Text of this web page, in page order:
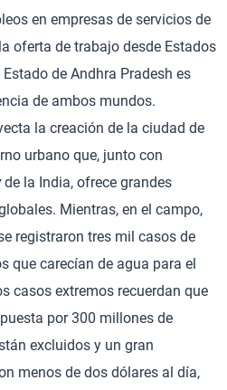
en empresas de servicios de
oferta de trabajo desde Estados
de Andhra Pradesh es
de ambos mundos.
la creación de la ciudad de
urbano que, junto con
de la India, ofrece grandes
Mientras, en el campo,
registraron tres mil casos de
que carecían de agua para el
casos extremos recuerdan que
por 300 millones de
excluidos y un gran
menos de dos dólares al día,